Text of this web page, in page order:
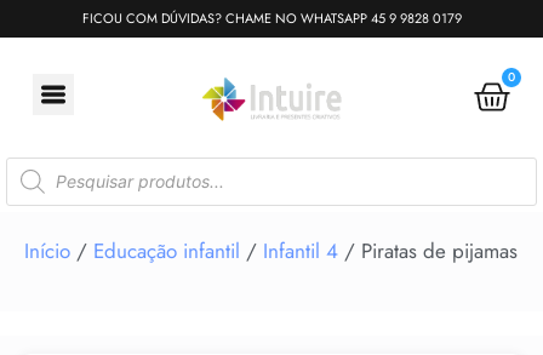
FICOU COM DÚVIDAS? CHAME NO WHATSAPP 45 9 9828 0179
0
Início / Educação infantil / Infantil 4 / Piratas de pijamas